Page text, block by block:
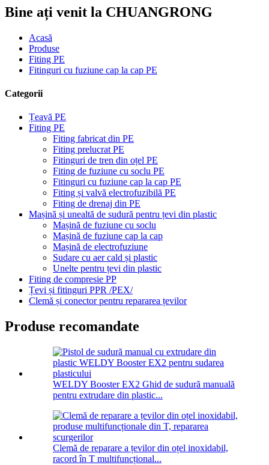
Bine ați venit la CHUANGRONG
Acasă
Produse
Fiting PE
Fitinguri cu fuziune cap la cap PE
Categorii
Țeavă PE
Fiting PE
Fiting fabricat din PE
Fiting prelucrat PE
Fitinguri de tren din oțel PE
Fiting de fuziune cu soclu PE
Fitinguri cu fuziune cap la cap PE
Fiting și valvă electrofuzibilă PE
Fiting de drenaj din PE
Mașină și unealtă de sudură pentru țevi din plastic
Mașină de fuziune cu soclu
Mașină de fuziune cap la cap
Mașină de electrofuziune
Sudare cu aer cald și plastic
Unelte pentru țevi din plastic
Fiting de compresie PP
Țevi și fitinguri PPR /PEX/
Clemă și conector pentru repararea țevilor
Produse recomandate
WELDY Booster EX2 Ghid de sudură manuală
pentru extrudare din plastic...
Clemă de reparare a țevilor din oțel inoxidabil,
racord în T multifuncțional...